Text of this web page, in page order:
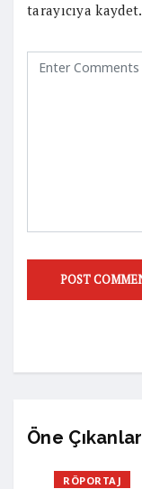
tarayıcıya kaydet.
Öne Çıkanlar
RÖPORTAJ